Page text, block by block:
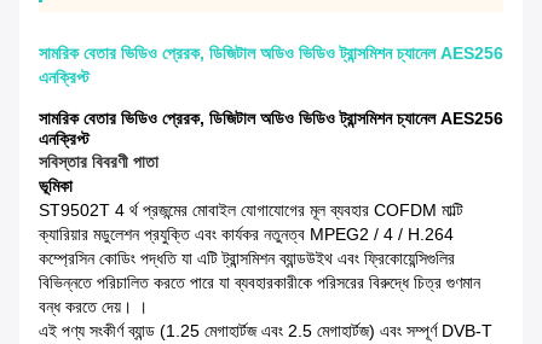
সামরিক বেতার ভিডিও প্রেরক, ডিজিটাল অডিও ভিডিও ট্রান্সমিশন চ্যানেল AES256
এনক্রিপ্ট
সামরিক বেতার ভিডিও প্রেরক, ডিজিটাল অডিও ভিডিও ট্রান্সমিশন চ্যানেল AES256
এনক্রিপ্ট
সবিস্তার বিবরণী পাতা
ভূমিকা
ST9502T 4 র্থ প্রজন্মের মোবাইল যোগাযোগের মূল ব্যবহার COFDM মাল্টি
ক্যারিয়ার মডুলেশন প্রযুক্তি এবং কার্যকর নতুনত্ব MPEG2 / 4 / H.264
কম্প্রেসিন কোডিং পদ্ধতি যা এটি ট্রান্সমিশন ব্যান্ডউইথ এবং ফ্রিকোয়েন্সিগুলির
বিভিন্নতে পরিচালিত করতে পারে যা ব্যবহারকারীকে পরিসরের বিরুদ্ধে চিত্র গুণমান
বন্ধ করতে দেয়। ।
এই পণ্য সংকীর্ণ ব্যান্ড (1.25 মেগাহার্টজ এবং 2.5 মেগাহার্টজ) এবং সম্পূর্ণ DVB-T